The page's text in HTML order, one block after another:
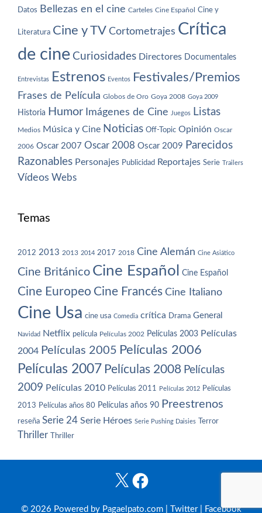
Datos Bellezas en el cine Carteles Cine Español Cine y
Literatura Cine y TV Cortometrajes Crítica
de cine Curiosidades Directores Documentales
Entrevistas Estrenos Eventos Festivales/Premios
Frases de Película Globos de Oro Goya 2008 Goya 2009
Historia Humor Imágenes de Cine Juegos Listas
Medios Música y Cine Noticias Off-Topic Opinión Oscar
2006 Oscar 2007 Oscar 2008 Oscar 2009 Parecidos
Razonables Personajes Publicidad Reportajes Serie Trailers
Vídeos Webs
Temas
2012 2013 2013 2014 2017 2018 Cine Alemán Cine Asiático
Cine Británico Cine Español Cine Español
Cine Europeo Cine Francés Cine Italiano
Cine Usa cine usa Comedia crítica Drama General
Navidad Netflix película Películas 2002 Películas 2003 Películas
2004 Películas 2005 Películas 2006
Películas 2007 Películas 2008 Películas
2009 Películas 2010 Películas 2011 Películas 2012 Películas
2013 Películas años 80 Películas años 90 Preestrenos
reseña Serie 24 Serie Héroes Serie Pushing Daisies Terror
Thriller Thriller
X Facebook
© 2026 Powered by Pagaelpato.com | Twitter| Facebook